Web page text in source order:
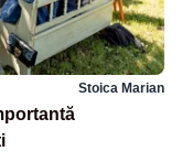
Stoica Marian